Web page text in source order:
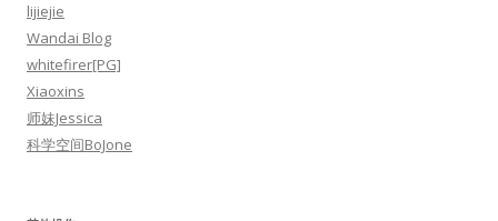
lijiejie
Wandai Blog
whitefirer[PG]
Xiaoxins
师妹Jessica
科学空间BoJone